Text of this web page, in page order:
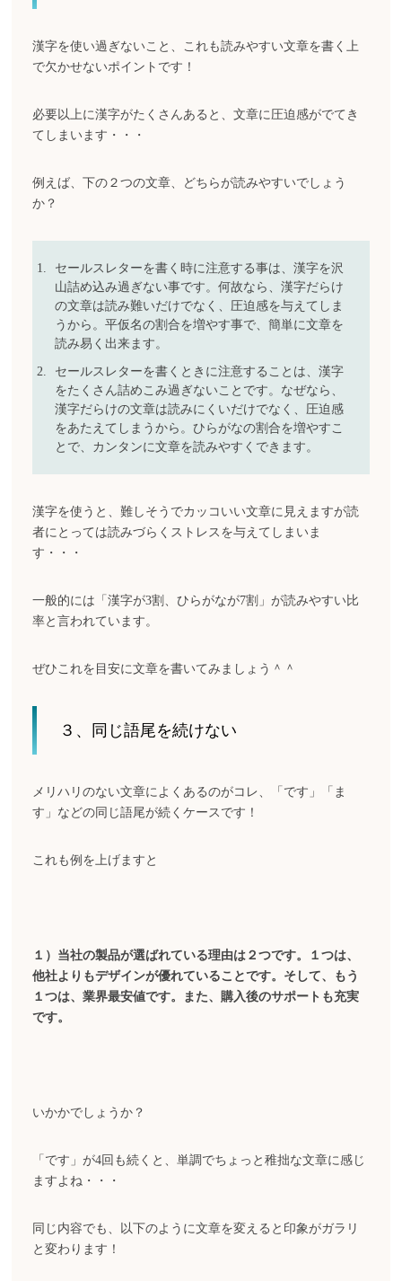
漢字を使い過ぎないこと、これも読みやすい文章を書く上
で欠かせないポイントです！
必要以上に漢字がたくさんあると、文章に圧迫感がでてき
てしまいます・・・
例えば、下の２つの文章、どちらが読みやすいでしょう
か？
セールスレターを書く時に注意する事は、漢字を沢
山詰め込み過ぎない事です。何故なら、漢字だらけ
の文章は読み難いだけでなく、圧迫感を与えてしま
うから。平仮名の割合を増やす事で、簡単に文章を
読み易く出来ます。
セールスレターを書くときに注意することは、漢字
をたくさん詰めこみ過ぎないことです。なぜなら、
漢字だらけの文章は読みにくいだけでなく、圧迫感
をあたえてしまうから。ひらがなの割合を増やすこ
とで、カンタンに文章を読みやすくできます。
漢字を使うと、難しそうでカッコいい文章に見えますが読
者にとっては読みづらくストレスを与えてしまいま
す・・・
一般的には「漢字が3割、ひらがなが7割」が読みやすい比
率と言われています。
ぜひこれを目安に文章を書いてみましょう＾＾
３、同じ語尾を続けない
メリハリのない文章によくあるのがコレ、「です」「ま
す」などの同じ語尾が続くケースです！
これも例を上げますと
１）当社の製品が選ばれている理由は２つです。１つは、
他社よりもデザインが優れていることです。そして、もう
１つは、業界最安値です。また、購入後のサポートも充実
です。
いかかでしょうか？
「です」が4回も続くと、単調でちょっと稚拙な文章に感じ
ますよね・・・
同じ内容でも、以下のように文章を変えると印象がガラリ
と変わります！